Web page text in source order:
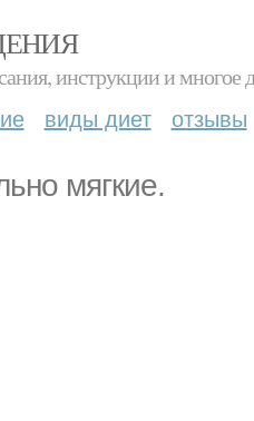
инструкции и многое
виды диет отзывы
мягкие.